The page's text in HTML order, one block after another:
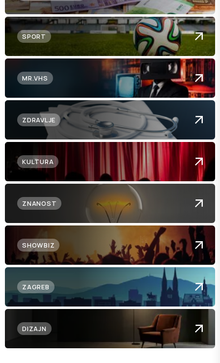
SPORT
MR.VHS
ZDRAVLJE
KULTURA
ZNANOST
SHOWBIZ
ZAGREB
DIZAJN